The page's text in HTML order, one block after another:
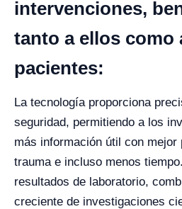
intervenciones,
tanto a ellos como
pacientes:
La tecnología proporciona
seguridad, permitiendo a los
más información útil con mejor
trauma e incluso menos tiempo.
resultados de laboratorio,
creciente de investigaciones